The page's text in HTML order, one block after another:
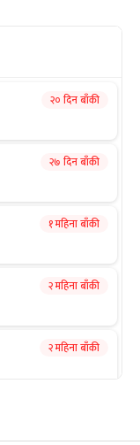
२० दिन बाँकी
२७ दिन बाँकी
१ महिना बाँकी
२ महिना बाँकी
२ महिना बाँकी